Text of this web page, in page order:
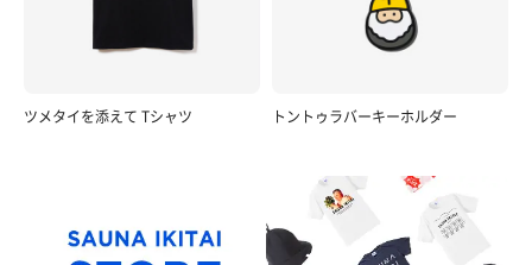
ツメタイを添えて Tシャツ トントゥラバーキーホルダー